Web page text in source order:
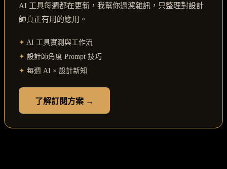
AI 工具每週都在更新，我幫你過濾雜訊，只整理對設計
師真正有用的應用。
✦ AI 工具實測與工作流
✦ 設計師角度 Prompt 技巧
✦ 每週 AI × 設計新知
了解訂閱方案 →